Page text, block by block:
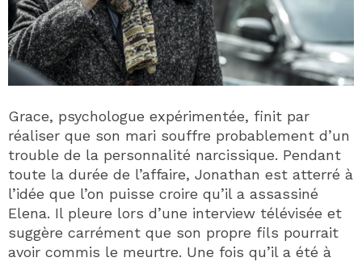
Grace, psychologue expérimentée, finit par
réaliser que son mari souffre probablement d’un
trouble de la personnalité narcissique. Pendant
toute la durée de l’affaire, Jonathan est atterré à
l’idée que l’on puisse croire qu’il a assassiné
Elena. Il pleure lors d’une interview télévisée et
suggère carrément que son propre fils pourrait
avoir commis le meurtre. Une fois qu’il a été à